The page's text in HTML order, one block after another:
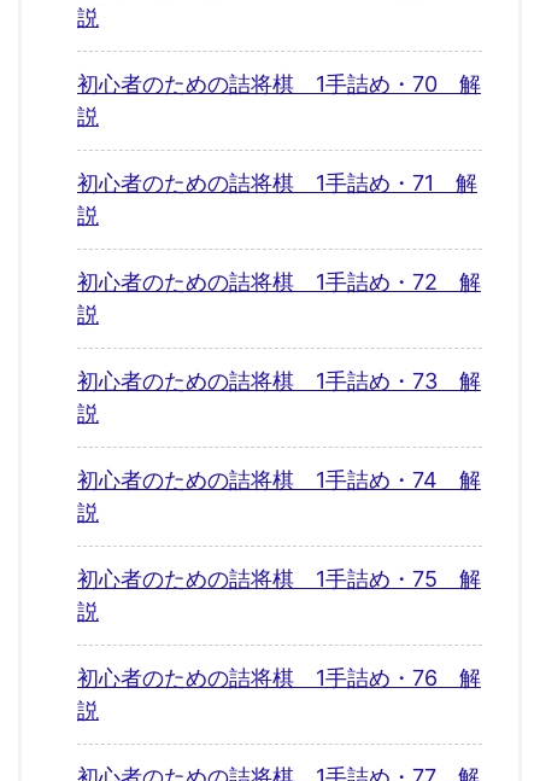
説
初心者のための詰将棋 1手詰め・70 解
説
初心者のための詰将棋 1手詰め・71 解
説
初心者のための詰将棋 1手詰め・72 解
説
初心者のための詰将棋 1手詰め・73 解
説
初心者のための詰将棋 1手詰め・74 解
説
初心者のための詰将棋 1手詰め・75 解
説
初心者のための詰将棋 1手詰め・76 解
説